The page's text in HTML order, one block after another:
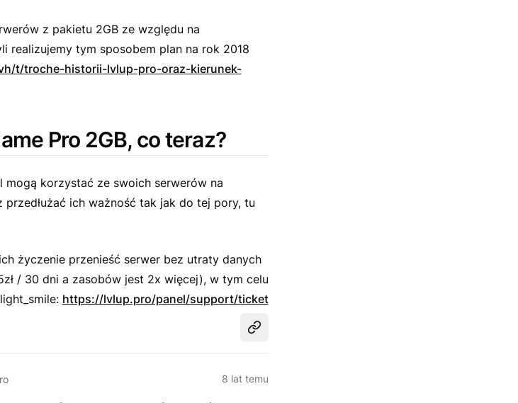
z pakietu 2GB ze względu na
realizujemy tym sposobem plan na rok 2018
t/troche-historii-lvlup-pro-oraz-kierunek-
Pro 2GB, co teraz?
mogą korzystać ze swoich serwerów na
ich ważność tak jak do tej pory, tu
życzenie przenieść serwer bez utraty danych
/ 30 dni a zasobów jest 2x więcej), w tym celu
https://lvlup.pro/panel/support/ticket
Udostępnij
8 lat temu